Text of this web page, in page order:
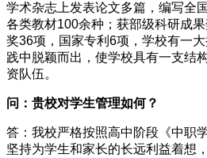
学术杂志上发表论文多篇，编写全
各类教材100余种；获部级科研成
奖36项，国家专利6项，学校有一
践中脱颖而出，使学校具有一支结
资队伍。
问：贵校对学生管理如何？
答：我校严格按照高中阶段《中职
坚持为学生和家长的长远利益着想